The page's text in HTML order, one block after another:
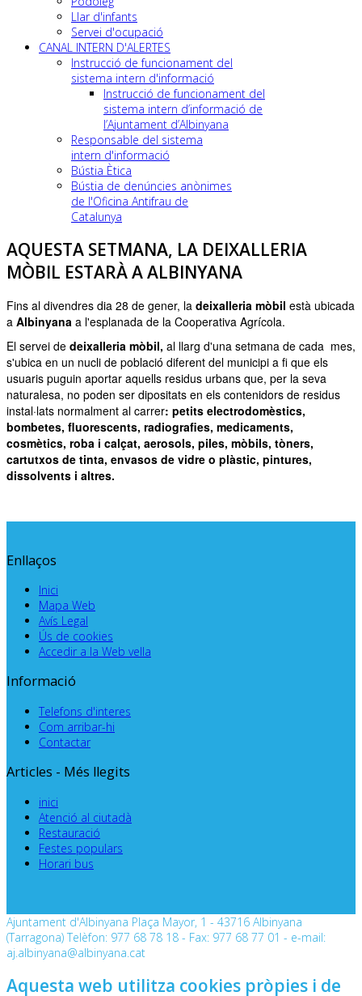
Llar d'infants
Servei d'ocupació
CANAL INTERN D'ALERTES
Instrucció de funcionament del
sistema intern d'informació
Instrucció de funcionament del
sistema intern d’informació de
l’Ajuntament d’Albinyana
Responsable del sistema
intern d'informació
Bústia Ètica
Bústia de denúncies anònimes
de l'Oficina Antifrau de
Catalunya
AQUESTA SETMANA, LA DEIXALLERIA
MÒBIL ESTARÀ A ALBINYANA
Fins al divendres dia 28 de gener, la deixalleria mòbil està ubicada
a Albinyana a l'esplanada de la Cooperativa Agrícola.
El servei de deixalleria mòbil, al llarg d'una setmana de cada mes,
s'ubica en un nucli de població diferent del municipi a fi que els
usuaris puguin aportar aquells residus urbans que, per la seva
naturalesa, no poden ser dipositats en els contenidors de residus
instal·lats normalment al carrer: petits electrodomèstics,
bombetes, fluorescents, radiografies, medicaments,
cosmètics, roba i calçat, aerosols, piles, mòbils, tòners,
cartutxos de tinta, envasos de vidre o plàstic, pintures,
dissolvents i altres.
Enllaços
Inici
Mapa Web
Avís Legal
Ús de cookies
Accedir a la Web vella
Informació
Telefons d'interes
Com arribar-hi
Contactar
Articles - Més llegits
inici
Atenció al ciutadà
Restauració
Festes populars
Horari bus
Ajuntament d'Albinyana Plaça Mayor, 1 - 43716 Albinyana
(Tarragona) Telèfon: 977 68 78 18 - Fax: 977 68 77 01 - e-mail:
aj.albinyana@albinyana.cat
Aquesta web utilitza cookies pròpies i de